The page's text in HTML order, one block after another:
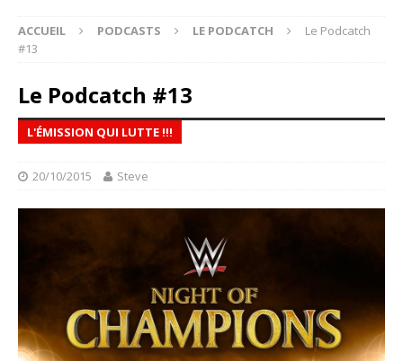
ACCUEIL PODCASTS LE PODCATCH
Le Podcatch
#13
Le Podcatch #13
L'ÉMISSION QUI LUTTE !!!
20/10/2015 Steve